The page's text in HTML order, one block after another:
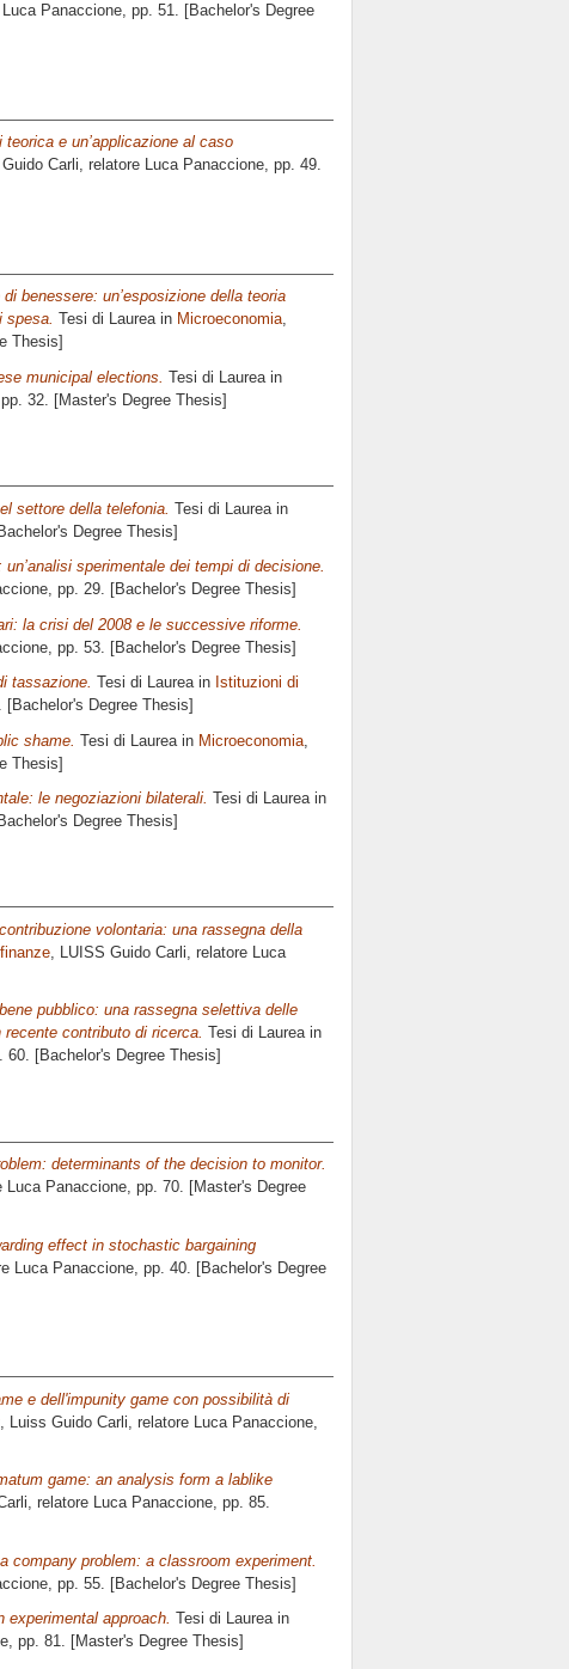
Luca Panaccione, pp. 51. [Bachelor's Degree
e un’applicazione al caso
Carli, relatore Luca Panaccione, pp. 49.
benessere: un’esposizione della teoria
spesa. Tesi di Laurea in Microeconomia,
Thesis]
municipal elections. Tesi di Laurea in
, pp. 32. [Master's Degree Thesis]
settore della telefonia. Tesi di Laurea in
Degree Thesis]
sperimentale dei tempi di decisione.
, pp. 29. [Bachelor's Degree Thesis]
la crisi del 2008 e le successive riforme.
, pp. 53. [Bachelor's Degree Thesis]
tassazione. Tesi di Laurea in Istituzioni di
[Bachelor's Degree Thesis]
shame. Tesi di Laurea in Microeconomia
Thesis]
le negoziazioni bilaterali. Tesi di Laurea in
Degree Thesis]
volontaria: una rassegna della
, LUISS Guido Carli, relatore
Luca
pubblico: una rassegna selettiva delle
contributo di ricerca. Tesi di Laurea in
60. [Bachelor's Degree Thesis]
determinants of the decision to monitor.
Luca Panaccione, pp. 70. [Master's Degree
effect in stochastic bargaining
Luca Panaccione , pp. 40. [Bachelor's Degree
e dell'impunity game con possibilità di
, Luiss Guido Carli, relatore Luca Panaccione
game: an analysis form a lablike
relatore Luca Panaccione, pp. 85.
company problem: a classroom experiment.
, pp. 55. [Bachelor's Degree Thesis]
approach. Tesi di Laurea in
, pp. 81. [Master's Degree Thesis]